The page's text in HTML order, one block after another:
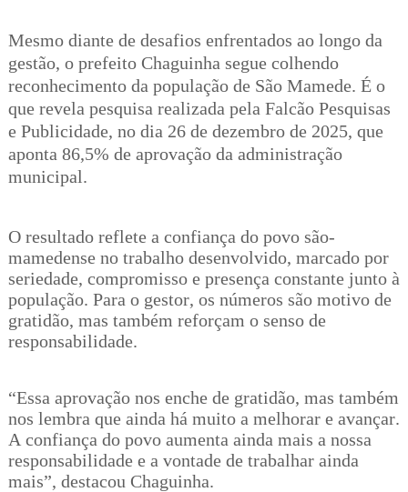
Mesmo diante de desafios enfrentados ao longo da
gestão, o prefeito Chaguinha segue colhendo
reconhecimento da população de São Mamede. É o
que revela pesquisa realizada pela Falcão Pesquisas
e Publicidade, no dia 26 de dezembro de 2025, que
aponta 86,5% de aprovação da administração
municipal.
O resultado reflete a confiança do povo são-
mamedense no trabalho desenvolvido, marcado por
seriedade, compromisso e presença constante junto à
população. Para o gestor, os números são motivo de
gratidão, mas também reforçam o senso de
responsabilidade.
“Essa aprovação nos enche de gratidão, mas também
nos lembra que ainda há muito a melhorar e avançar.
A confiança do povo aumenta ainda mais a nossa
responsabilidade e a vontade de trabalhar ainda
mais”, destacou Chaguinha.